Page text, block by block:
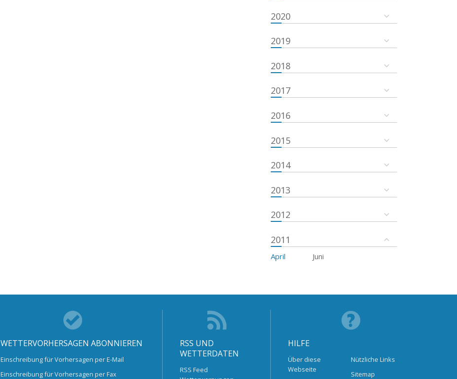
2020
2019
2018
2017
2016
2015
2014
2013
2012
2011
April Juni
WETTERVORHERSAGEN ABONNIEREN
Einschreibung für Vorhersagen per E-Mail
Einschreibung für Vorhersagen per Fax
RSS UND
WETTERDATEN
RSS Feed
HILFE
Über diese
Webseite
Nützliche Links
Sitemap